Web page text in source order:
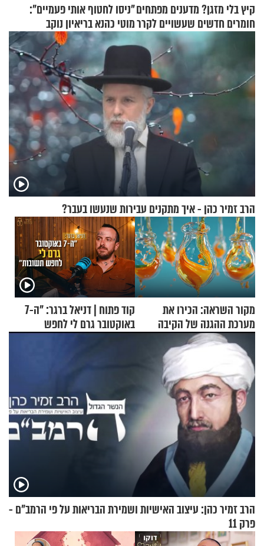
קיץ בלי מזגן? מדענים מפתחים
חומרים חדשים שעשויים לקרר
"ניסו לחטוף אותי פעמיים":
מוטי כהנא בריאיון נוקב
הרב זמיר כהן - איך מתקנים עבירות שנעשו בעבר?
מקור השראה: הכירו את
מערכת ההגנה של הקיבה
קוד פתוח | דניאל ברגר: "ה-7
באוקטובר גרם לי לחפש
תשובות"
הרב זמיר כהן: עיצוב האישיות ושמירת הבריאות על פי הרמב"ם -
פרק 11